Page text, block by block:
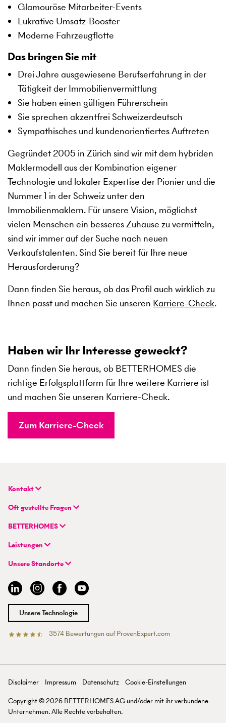
Glamouröse Mitarbeiter-Events
Lukrative Umsatz-Booster
Moderne Fahrzeugflotte
Das bringen Sie mit
Drei Jahre ausgewiesene Berufserfahrung in der
Tätigkeit der Immobilienvermittlung
Sie haben einen gültigen Führerschein
Sie sprechen akzentfrei Schweizerdeutsch
Sympathisches und kundenorientiertes Auftreten
Gegründet 2005 in Zürich sind wir mit dem hybriden
Maklermodell aus der Kombination eigener
Technologie und lokaler Expertise der Pionier und die
Nummer 1 in der Schweiz unter den
Immobilienmaklern. Für unsere Vision, möglichst
vielen Menschen ein besseres Zuhause zu vermitteln,
sind wir immer auf der Suche nach neuen
Verkaufstalenten. Sind Sie bereit für Ihre neue
Herausforderung?
Dann finden Sie heraus, ob das Profil auch wirklich zu
Ihnen passt und machen Sie unseren Karriere-Check.
Haben wir Ihr Interesse geweckt?
Dann finden Sie heraus, ob BETTERHOMES die
richtige Erfolgsplattform für Ihre weitere Karriere ist
und machen Sie unseren Karriere-Check.
Zum Karriere-Check
Kontakt
BETTERHOMES (Schweiz) AG
Hauptsitz
Flurstrasse 55
info@betterhomes.ch
Oft gestellte Fragen
FAQ | Immobilienbewertung
FAQ | Immobilienmakler/-in werden
BETTERHOMES
Unternehmen
Hybrides Maklermodell
BETTERHOMES-Erfahrungen
Jobs
Standorte
Presse
Leistungen
Immobilie suchen
Immobilie bewerten
Immobilien-Ratgeber
Immobilienmakler/-in werden
Unsere Standorte
Aargau
Basel
Chur
Lausanne
Luzern
St. Gallen
Zürichsee
Unsere Technologie
3574Bewertungen auf ProvenExpert.com
Disclaimer Impressum Datenschutz
Cookie-Einstellungen
Copyright ©2026 BETTERHOMES AG und/oder mit ihr verbundene
Unternehmen. Alle Rechte vorbehalten.